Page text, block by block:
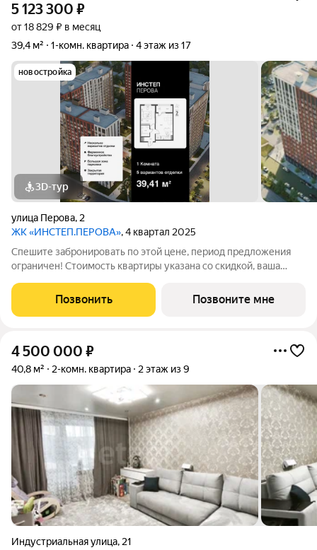
5 123 300 ₽
от 18 829 ₽ в месяц
39,4 м²
1-комн. квартира 4 этаж из 17
новостройка
3D-тур
улица Перова, 2
ЖК «ИНСТЕП.ПЕРОВА», 4 квартал 2025
Спешите забронировать по этой цене, период предложения
ограничен! Стоимость квартиры указана со скидкой, ваша
офис продаж, наши менеджеры вам все расскажут.
Однокомнатная квартира от
Позвонить Позвоните мне
4 500 000 ₽
40,8 м² 2-комн. квартира 2 этаж из 9
Индустриальная улица, 21